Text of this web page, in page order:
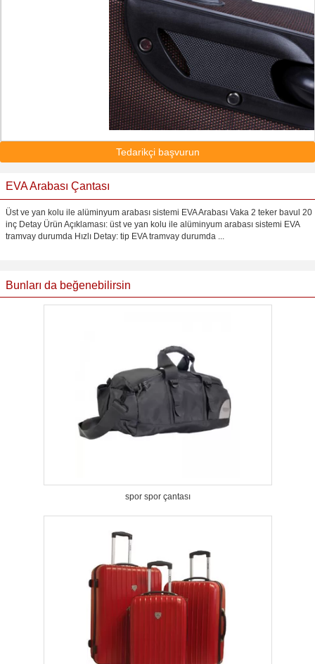
Tedarikçi başvurun
EVA Arabası Çantası
Üst ve yan kolu ile alüminyum arabası sistemi EVA Arabası Vaka 2 teker bavul 20
inç Detay Ürün Açıklaması: üst ve yan kolu ile alüminyum arabası sistemi EVA
tramvay durumda Hızlı Detay: tip EVA tramvay durumda ...
Bunları da beğenebilirsin
spor spor çantası